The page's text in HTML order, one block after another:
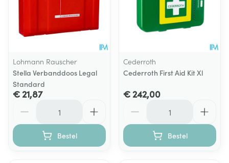
Lohmann Rauscher
Stella Verbanddoos Legal
Standard
€ 21,87
Bestel
Cederroth
Cederroth First Aid Kit Xl
€ 242,00
Bestel